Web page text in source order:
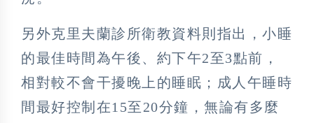
另外克里夫蘭診所衛教資料則指出，小睡
的最佳時間為午後、約下午2至3點前，
相對較不會干擾晚上的睡眠；成人午睡時
間最好控制在15至20分鐘，無論有多麼